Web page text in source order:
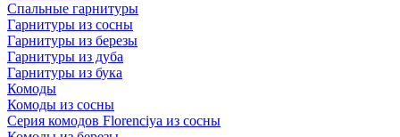
Спальные гарнитуры
Гарнитуры из сосны
Гарнитуры из березы
Гарнитуры из дуба
Гарнитуры из бука
Комоды
Комоды из сосны
Серия комодов Florenciya из сосны